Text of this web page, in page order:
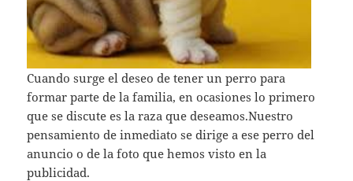
Cuando surge el deseo de tener un perro para
formar parte de la familia, en ocasiones lo primero
que se discute es la raza que deseamos.Nuestro
pensamiento de inmediato se dirige a ese perro del
anuncio o de la foto que hemos visto en la
publicidad.